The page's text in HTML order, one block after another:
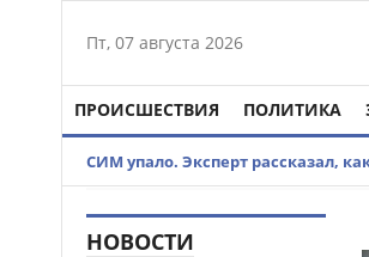
Пт, 07 августа 2026
ПРОИСШЕСТВИЯ ПОЛИТИКА
СИМ упало. Эксперт рассказал,
НОВОСТИ